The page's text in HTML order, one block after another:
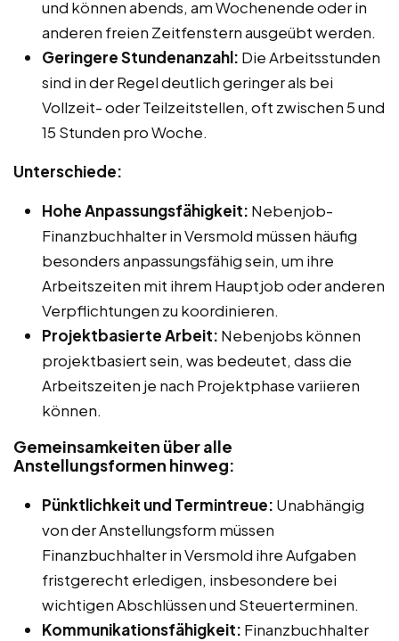
und können abends, am Wochenende oder in
anderen freien Zeitfenstern ausgeübt werden.
Geringere Stundenanzahl: Die Arbeitsstunden
sind in der Regel deutlich geringer als bei
Vollzeit- oder Teilzeitstellen, oft zwischen 5 und
15 Stunden pro Woche.
Unterschiede:
Hohe Anpassungsfähigkeit: Nebenjob-
Finanzbuchhalter in Versmold müssen häufig
besonders anpassungsfähig sein, um ihre
Arbeitszeiten mit ihrem Hauptjob oder anderen
Verpflichtungen zu koordinieren.
Projektbasierte Arbeit: Nebenjobs können
projektbasiert sein, was bedeutet, dass die
Arbeitszeiten je nach Projektphase variieren
können.
Gemeinsamkeiten über alle
Anstellungsformen hinweg:
Pünktlichkeit und Termintreue: Unabhängig
von der Anstellungsform müssen
Finanzbuchhalter in Versmold ihre Aufgaben
fristgerecht erledigen, insbesondere bei
wichtigen Abschlüssen und Steuerterminen.
Kommunikationsfähigkeit: Finanzbuchhalter